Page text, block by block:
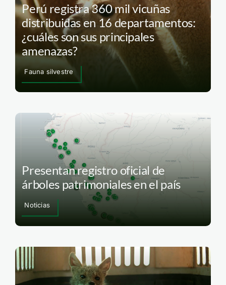
Perú registra 360 mil vicuñas
distribuidas en 16 departamentos:
¿cuáles son sus principales
amenazas?
Fauna silvestre
Presentan registro oficial de
árboles patrimoniales en el país
Noticias